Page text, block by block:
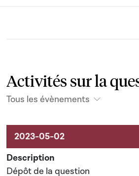
Activités sur la
Tous les évènements
Activités sur le dossier
Dépôt de la question